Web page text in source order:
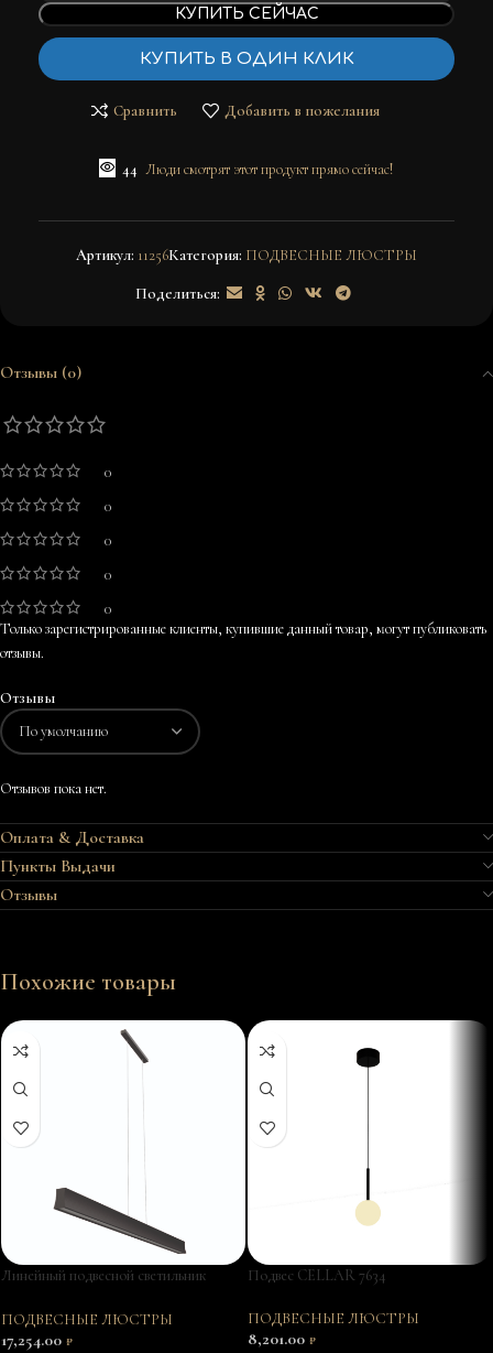
КУПИТЬ СЕЙЧАС
КУПИТЬ В ОДИН КЛИК
Сравнить Добавить в пожелания
44 Люди смотрят этот продукт прямо сейчас!
Артикул: 11256Категория: ПОДВЕСНЫЕ ЛЮСТРЫ
Поделиться:
Отзывы (0)
0
0
0
0
0
Отзывы
Отзывов пока нет.
Только зарегистрированные клиенты, купившие данный товар, могут публиковать
отзывы.
Оплата & Доставка
Пункты Выдачи
Отзывы
Похожие товары
Линейный подвесной светильник
ПОДВЕСНЫЕ ЛЮСТРЫ
17,254.00 ₽
Подвес CELLAR 7634
ПОДВЕСНЫЕ ЛЮСТРЫ
8,201.00 ₽